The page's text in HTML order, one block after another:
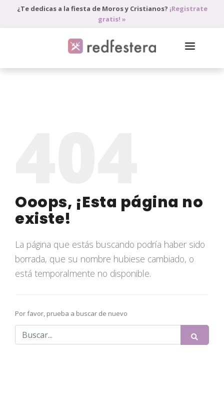
¿Te dedicas a la fiesta de Moros y Cristianos? ¡Registrate
gratis! »
Ooops, ¡Esta página no
existe!
La página que estás buscando podría haber sido
borrada, que su nombre hubiese cambiado, o
está temporalmente no disponible.
Por favor, prueba a buscar de nuevo